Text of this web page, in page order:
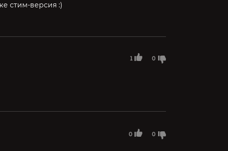
стим-версия :)
1 0
0 0